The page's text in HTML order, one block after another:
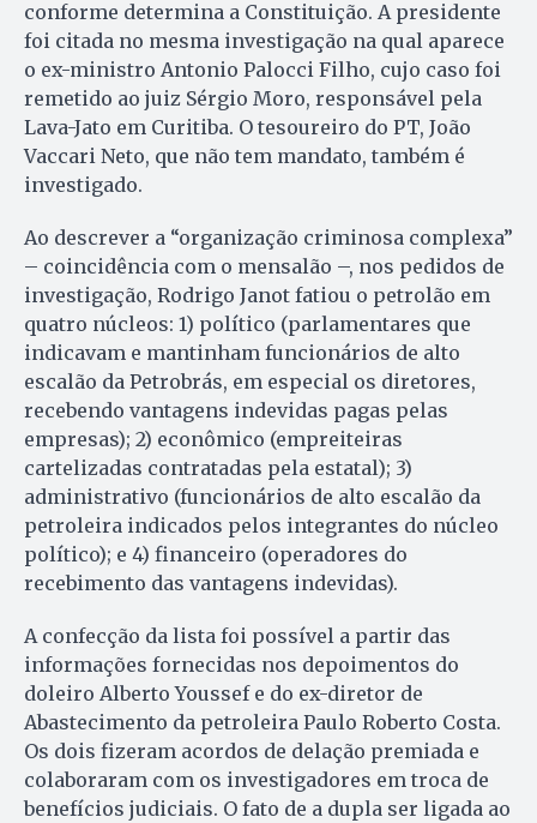
conforme determina a Constituição. A presidente
foi citada no mesma investigação na qual aparece
o ex-ministro Antonio Palocci Filho, cujo caso foi
remetido ao juiz Sérgio Moro, responsável pela
Lava-Jato em Curitiba. O tesoureiro do PT, João
Vaccari Neto, que não tem mandato, também é
investigado.
Ao descrever a “organização criminosa complexa”
– coincidência com o mensalão –, nos pedidos de
investigação, Rodrigo Janot fatiou o petrolão em
quatro núcleos: 1) político (parlamentares que
indicavam e mantinham funcionários de alto
escalão da Petrobrás, em especial os diretores,
recebendo vantagens indevidas pagas pelas
empresas); 2) econômico (empreiteiras
cartelizadas contratadas pela estatal); 3)
administrativo (funcionários de alto escalão da
petroleira indicados pelos integrantes do núcleo
político); e 4) financeiro (operadores do
recebimento das vantagens indevidas).
A confecção da lista foi possível a partir das
informações fornecidas nos depoimentos do
doleiro Alberto Youssef e do ex-diretor de
Abastecimento da petroleira Paulo Roberto Costa.
Os dois fizeram acordos de delação premiada e
colaboraram com os investigadores em troca de
benefícios judiciais. O fato de a dupla ser ligada ao